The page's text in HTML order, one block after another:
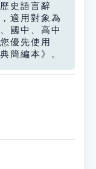
史語言辭
適用對象為
國中、高中
優先使用
簡編本》。